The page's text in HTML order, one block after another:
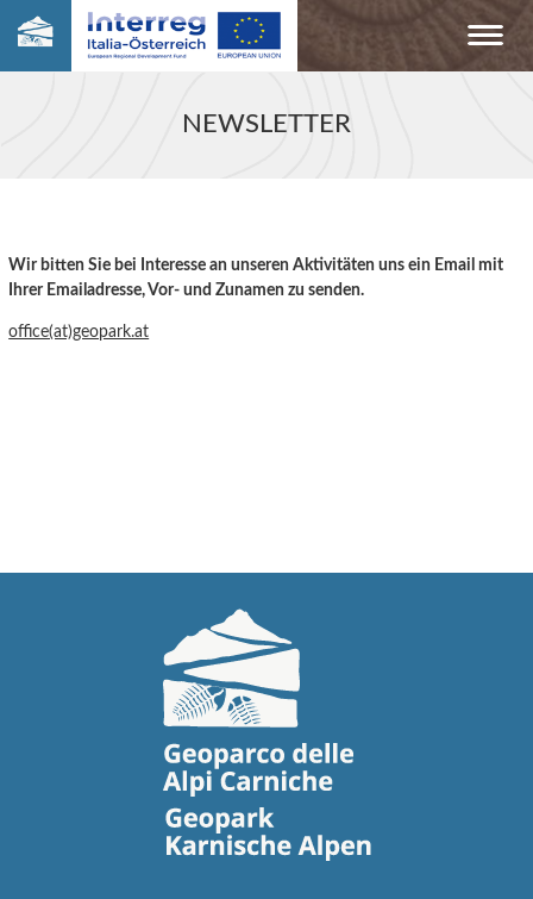
NEWSLETTER
Wir bitten Sie bei Interesse an unseren Aktivitäten uns ein Email mit
Ihrer Emailadresse, Vor- und Zunamen zu senden.
office(at)geopark.at